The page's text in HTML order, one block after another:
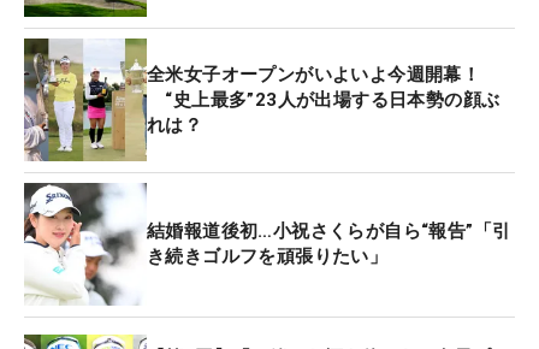
全米女子オープンがいよいよ今週開幕！
“史上最多”23人が出場する日本勢の顔ぶ
れは？
結婚報道後初…小祝さくらが自ら“報告”「引
き続きゴルフを頑張りたい」